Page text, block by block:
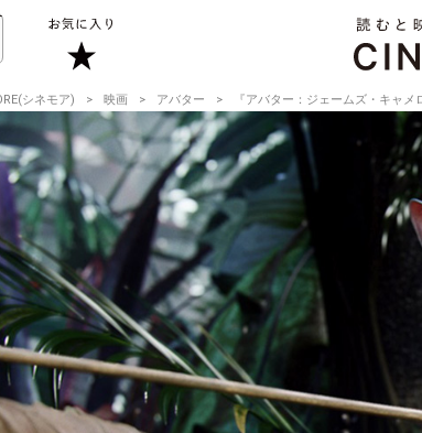
シネモア) 映画 アバター 『アバター：ジェームズ・キャ